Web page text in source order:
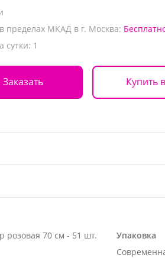
пределах МКАД в г. Москва:
сутки: 1
Заказать Купить
Роза Эквадор розовая 70 см - 51 шт.
Упаковка